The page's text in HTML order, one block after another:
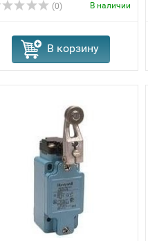
(0) В наличии
В корзину